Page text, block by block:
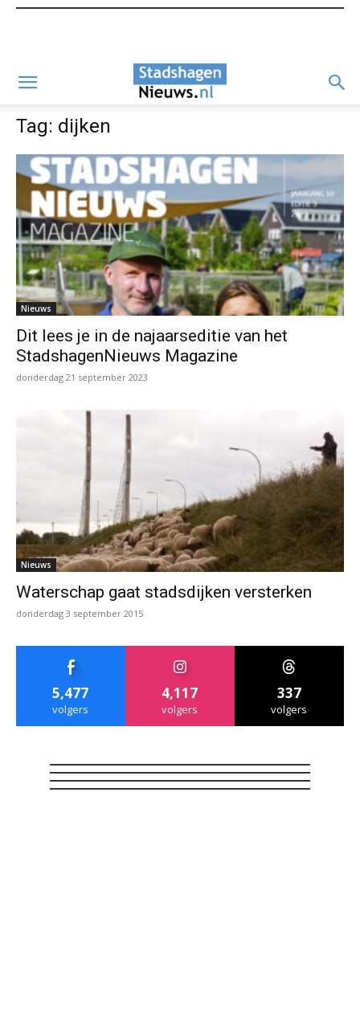
Tag: dijken
Nieuws
Dit lees je in de najaarseditie van het
StadshagenNieuws Magazine
donderdag 21 september 2023
Nieuws
Waterschap gaat stadsdijken versterken
donderdag 3 september 2015
5,477
volgers
4,117
volgers
337
volgers